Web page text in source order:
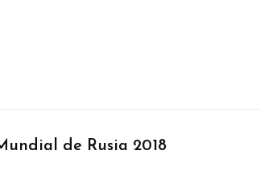
de Rusia 2018